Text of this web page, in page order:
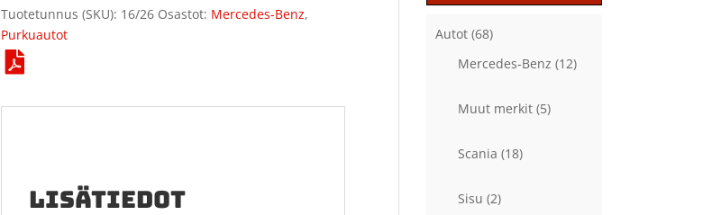
Tuotetunnus (SKU): 16/26 Osastot: Mercedes-Benz,
Purkuautot
LISÄTIEDOT
Autot (68)
Mercedes-Benz (12)
Muut merkit (5)
Scania (18)
Sisu (2)